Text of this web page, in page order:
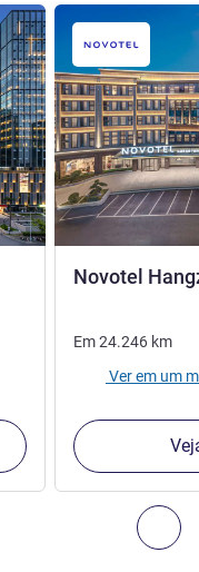
nas
nas
Novotel
Em24.246 km
Ver em um